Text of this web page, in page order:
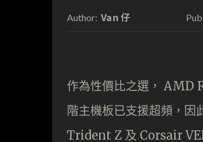
Author: Van 仔
作為性價比之選， AMD
階主機板已支援超頻，
Trident Z 及 Corsair